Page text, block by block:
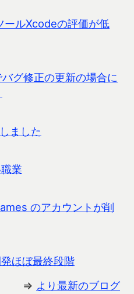
ールXcodeの評価が低
グ修正の更新の場合に
ました
業
のアカウントが削
ほぼ最終段階
⇒ より最新のブログ